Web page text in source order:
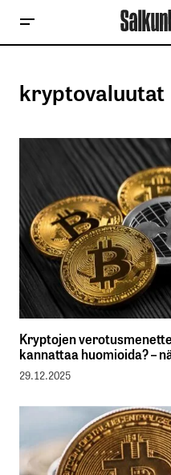
kryptovaluutat
Kryptojen
kannattaa huomioida? –
29.12.2025